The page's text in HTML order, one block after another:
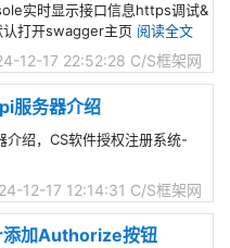
实时显示接口信息https调试&
打开swagger主页 阅读全文
12-17 22:52:28 C/S框架网
服务器介绍
绍，CS软件授权注册系统-
12-17 12:14:31 C/S框架网
加Authorize按钮